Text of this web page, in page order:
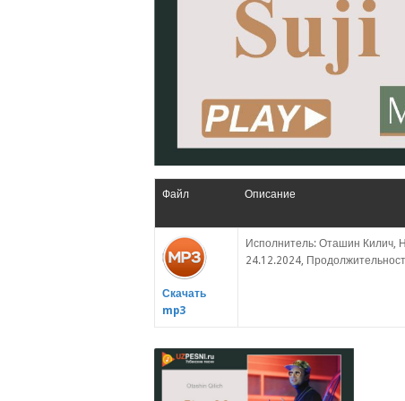
Файл Описание
Скачать
mp3
Исполнитель: Оташин Килич,
24.12.2024,